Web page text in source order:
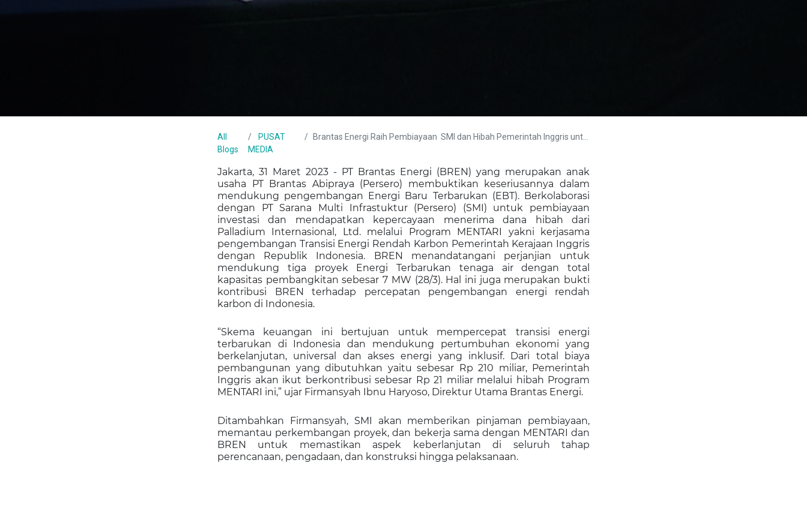
All
Blogs
PUSAT
MEDIA
Brantas Energi Raih Pembiayaan SMI dan Hibah Pemerintah Inggris untuk Kembangkan EBT
Jakarta, 31 Maret 2023 - PT Brantas Energi (BREN) yang merupakan anak
usaha PT Brantas Abipraya (Persero) membuktikan keseriusannya dalam
mendukung pengembangan Energi Baru Terbarukan (EBT). Berkolaborasi
dengan PT Sarana Multi Infrastuktur (Persero) (SMI) untuk pembiayaan
investasi dan mendapatkan kepercayaan menerima dana hibah dari
Palladium Internasional, Ltd. melalui Program MENTARI yakni kerjasama
pengembangan Transisi Energi Rendah Karbon Pemerintah Kerajaan Inggris
dengan Republik Indonesia. BREN menandatangani perjanjian untuk
mendukung tiga proyek Energi Terbarukan tenaga air dengan total
kapasitas pembangkitan sebesar 7 MW (28/3). Hal ini juga merupakan bukti
kontribusi BREN terhadap percepatan pengembangan energi rendah
karbon di Indonesia.
“Skema keuangan ini bertujuan untuk mempercepat transisi energi
terbarukan di Indonesia dan mendukung pertumbuhan ekonomi yang
berkelanjutan, universal dan akses energi yang inklusif.
Dari total biaya
pembangunan yang dibutuhkan yaitu sebesar Rp 210 miliar, Pemerintah
Inggris akan ikut berkontribusi sebesar Rp 21 miliar melalui hibah Program
MENTARI ini,” ujar Firmansyah Ibnu Haryoso, Direktur Utama Brantas Energi.
Ditambahkan Firmansyah, SMI akan memberikan pinjaman pembiayaan,
memantau perkembangan proyek, dan bekerja sama dengan MENTARI dan
BREN untuk memastikan aspek keberlanjutan di seluruh tahap
perencanaan, pengadaan, dan konstruksi hingga pelaksanaan.